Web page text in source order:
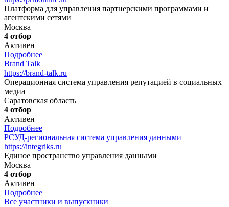
Платформа для управления партнерскими программами и
агентскими сетями
Москва
4 отбор
Активен
Подробнее
Brand Talk
https://brand-talk.ru
Операционная система управления репутацией в социальных
медиа
Саратовская область
4 отбор
Активен
Подробнее
РСУД-региональная система управления данными
https://integriks.ru
Единое пространство управления данными
Москва
4 отбор
Активен
Подробнее
Все участники и выпускники